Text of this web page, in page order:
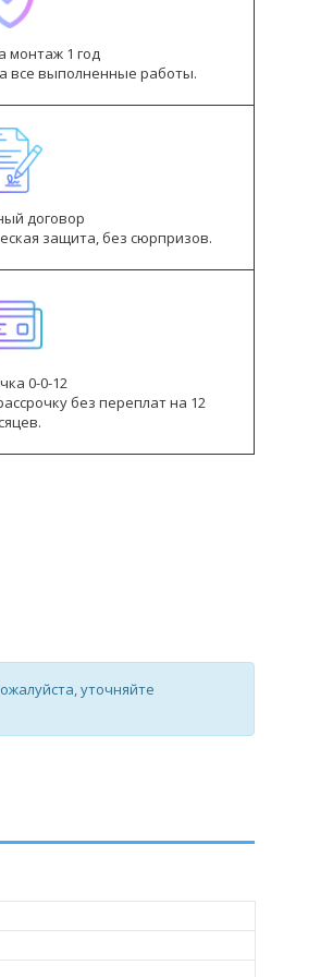
монтаж 1 год
все выполненные работы.
договор
защита, без сюрпризов.
0-0-12
без переплат на 12
уточняйте